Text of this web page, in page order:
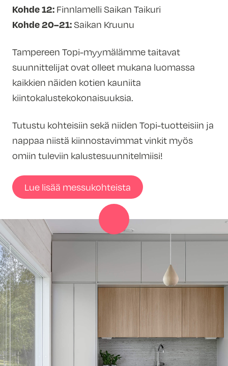
Kohde 12: Finnlamelli Saikan Taikuri
Kohde 20–21:Saikan Kruunu
Tampereen Topi-myymälämme taitavat
suunnittelijat ovat olleet mukana luomassa
kaikkien näiden kotien kauniita
kiintokalustekokonaisuuksia.
Tutustu kohteisiin sekä niiden Topi-tuotteisiin ja
nappaa niistä kiinnostavimmat vinkit myös
omiin tuleviin kalustesuunnitelmiisi!
Lue lisää messukohteista